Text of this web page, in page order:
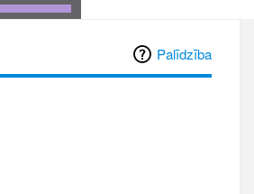
Palīdzība